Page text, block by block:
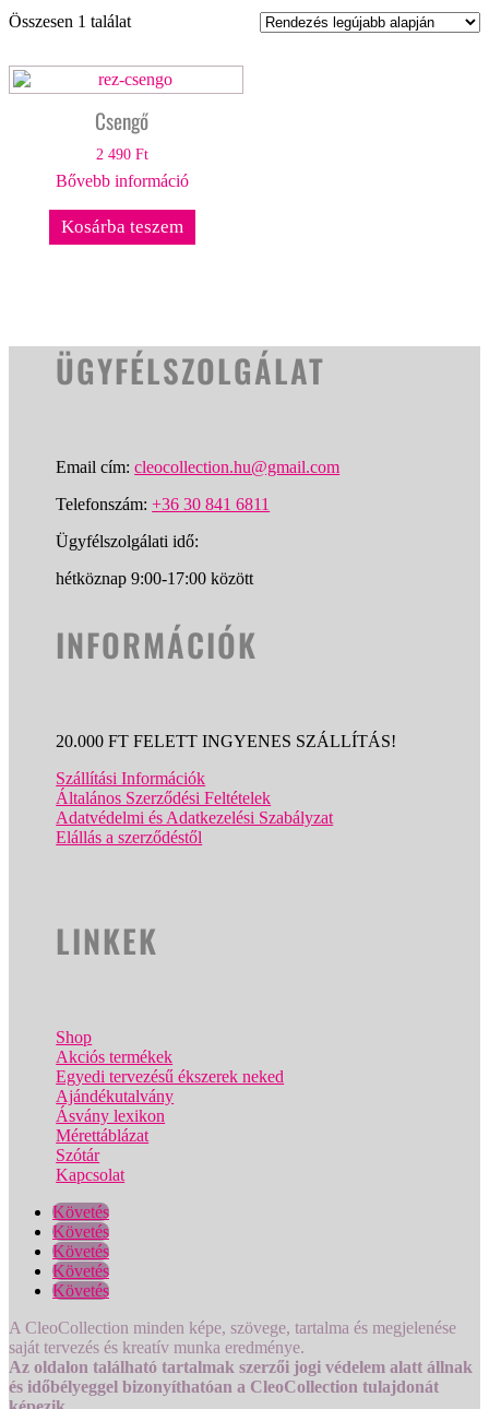
Összesen 1 találat
Csengő
2 490 Ft
Bővebb információ
Kosárba teszem
ÜGYFÉLSZOLGÁLAT
Email cím:cleocollection.hu@gmail.com
Telefonszám:+36 30 841 6811
Ügyfélszolgálati idő:
hétköznap 9:00-17:00 között
INFORMÁCIÓK
20.000 FT FELETT INGYENES SZÁLLÍTÁS!
Szállítási Információk
Általános Szerződési Feltételek
Adatvédelmi és Adatkezelési Szabályzat
Elállás a szerződéstől
LINKEK
Shop
Akciós termékek
Egyedi tervezésű ékszerek neked
Ajándékutalvány
Ásvány lexikon
Mérettáblázat
Szótár
Kapcsolat
Követés
Követés
Követés
Követés
Követés
A CleoCollection minden képe, szövege, tartalma és megjelenése
saját tervezés és kreatív munka eredménye.
Az oldalon található tartalmak szerzői jogi védelem alatt állnak
és időbélyeggel bizonyíthatóan a CleoCollection tulajdonát